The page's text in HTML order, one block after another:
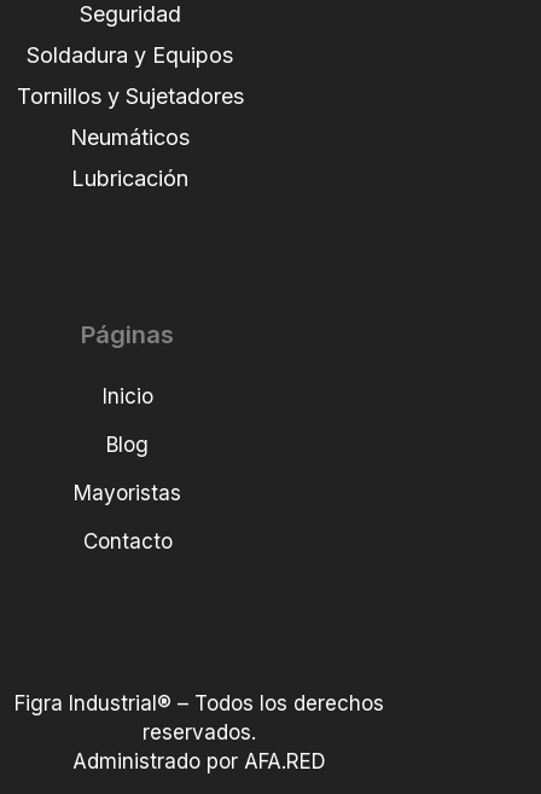
Seguridad
Soldadura y Equipos
Tornillos y Sujetadores
Neumáticos
Lubricación
Páginas
Inicio
Blog
Mayoristas
Contacto
Figra Industrial® – Todos los derechos
reservados.
Administrado por AFA.RED